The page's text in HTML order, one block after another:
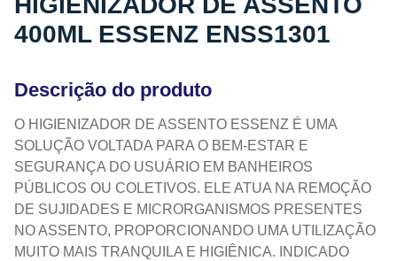
400ML ESSENZ ENSS1301
Descrição do produto
O HIGIENIZADOR DE ASSENTO ESSENZ É UMA
SOLUÇÃO VOLTADA PARA O BEM-ESTAR E
SEGURANÇA DO USUÁRIO EM BANHEIROS
PÚBLICOS OU COLETIVOS. ELE ATUA NA REMOÇÃO
DE SUJIDADES E MICRORGANISMOS PRESENTES
NO ASSENTO, PROPORCIONANDO UMA UTILIZAÇÃO
MUITO MAIS TRANQUILA E HIGIÊNICA. INDICADO